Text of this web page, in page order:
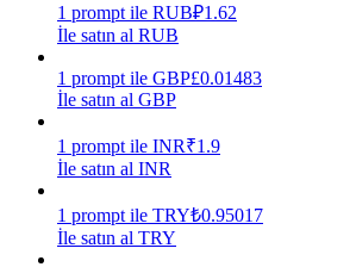
Staking
Yüksek getiri ve anında erişim
1 prompt ile RUB₽1.62
İle satın al RUB
1 prompt ile GBP£0.01483
İle satın al GBP
1 prompt ile INR₹1.9
İle satın al INR
1 prompt ile TRY₺0.95017
İle satın al TRY